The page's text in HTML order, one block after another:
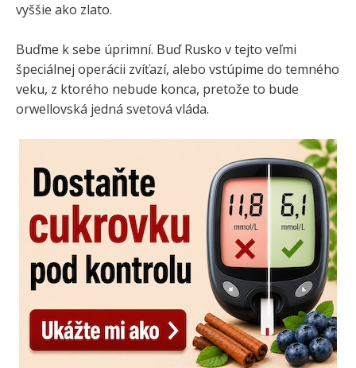
vyššie ako zlato.
Buďme k sebe úprimní. Buď Rusko v tejto veľmi
špeciálnej operácii zvíťazí, alebo vstúpime do temného
veku, z ktorého nebude konca, pretože to bude
orwellovská jedná svetová vláda.